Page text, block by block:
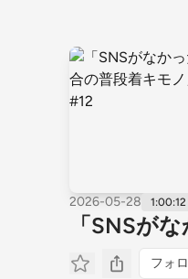
2026-05-28 1:00:12
「SNSが
フォ